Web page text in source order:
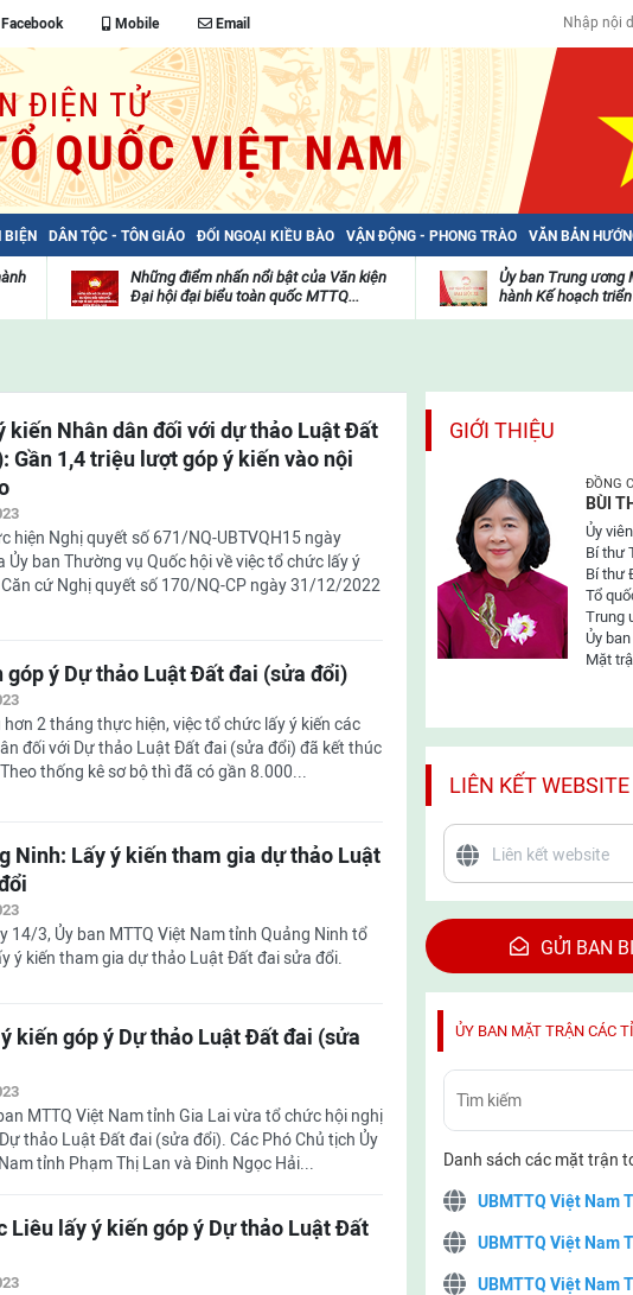
Facebook Mobile Email
BIỆN DÂN TỘC - TÔN GIÁO ĐỐI NGOẠI KIỀU BÀO VẬN ĐỘNG - PHONG TRÀO VĂN BẢN
Những điểm nhấn nổi bật của Văn kiện
Đại hội đại biểu toàn quốc MTTQ...
mặt
trận
Ủy ban Trung ương
hành Kế hoạch
kiến Nhân dân đối với dự thảo Luật Đất
Gần 1,4 triệu lượt góp ý kiến vào nội
hiện Nghị quyết số 671/NQ-UBTVQH15 ngày
ban Thường vụ Quốc hội về việc tổ chức lấy ý
cứ Nghị quyết số 170/NQ-CP ngày 31/12/2022
góp ý Dự thảo Luật Đất đai (sửa đổi)
2 tháng thực hiện, việc tổ chức lấy ý kiến các
đối với Dự thảo Luật Đất đai (sửa đổi) đã kết thúc
thống kê sơ bộ thì đã có gần 8.000...
Ninh: Lấy ý kiến tham gia dự thảo Luật
14/3, Ủy ban MTTQ Việt Nam tỉnh Quảng Ninh tổ
ý kiến tham gia dự thảo Luật Đất đai sửa đổi.
kiến góp ý Dự thảo Luật Đất đai (sửa
MTTQ Việt Nam tỉnh Gia Lai vừa tổ chức hội nghị
thảo Luật Đất đai (sửa đổi). Các Phó Chủ tịch Ủy
tỉnh Phạm Thị Lan và Đinh Ngọc Hải...
Liêu lấy ý kiến góp ý Dự thảo Luật Đất
GIỚI THIỆU
ĐỒNG
BÙI
Ủy
Bí thư
Bí thư
Tổ
Trung
Ủy
Mặt
LIÊN KẾT WEBSITE
GỬI BAN
ỦY BAN MẶT TRẬN CÁC
Danh sách các mặt trận
UBMTTQ Việt Nam
UBMTTQ Việt Nam
UBMTTQ Việt Nam